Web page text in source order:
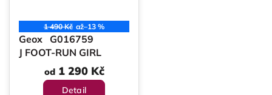
1 490 Kč až–13 %
Geox G016759
J FOOT-RUN GIRL
od1 290 Kč
Detail